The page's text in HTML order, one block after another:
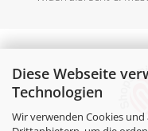
Diese Webseite
Technologien
Wir verwenden Cookies